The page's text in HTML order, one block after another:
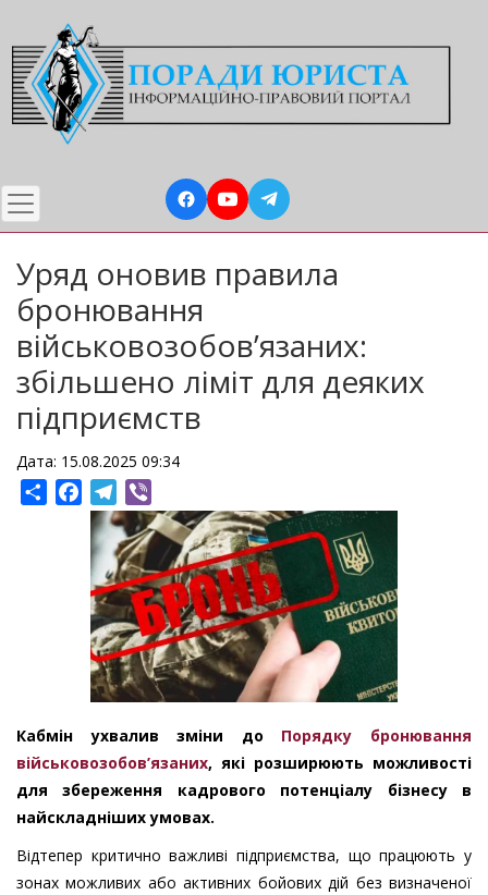
до
основного
вмісту
Уряд оновив правила
бронювання
військовозобов’язаних:
збільшено ліміт для деяких
підприємств
Дата: 15.08.2025 09:34
ShareFacebookTelegram
Кабмін ухвалив зміни до Порядку бронювання
військовозобов’язаних, які розширюють можливості
для збереження кадрового потенціалу бізнесу в
найскладніших умовах.
Відтепер критично важливі підприємства, що працюють у
зонах можливих або активних бойових дій без визначеної